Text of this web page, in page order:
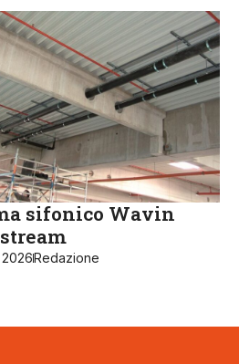
sifonico Wavin
Redazione